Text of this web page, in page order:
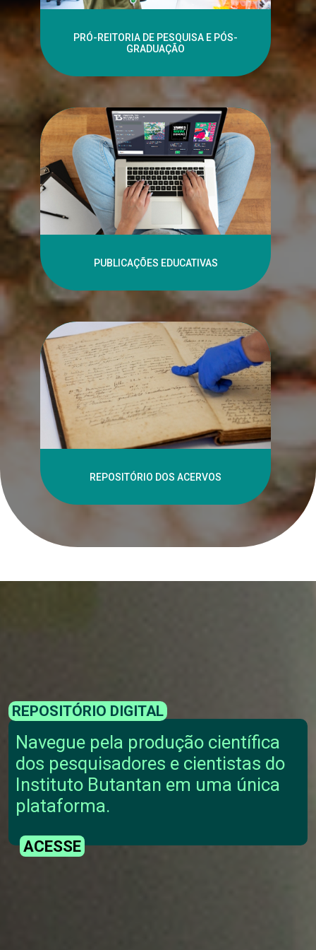
PRÓ-REITORIA DE PESQUISA E PÓS-
GRADUAÇÃO
PUBLICAÇÕES EDUCATIVAS
REPOSITÓRIO DOS ACERVOS
REPOSITÓRIO DIGITAL
Navegue pela produção científica
dos pesquisadores e cientistas do
Instituto Butantan em uma única
plataforma.
ACESSE